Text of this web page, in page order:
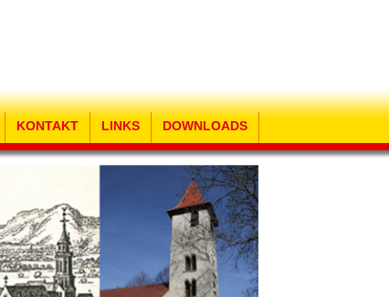
KONTAKT LINKS DOWNLOADS